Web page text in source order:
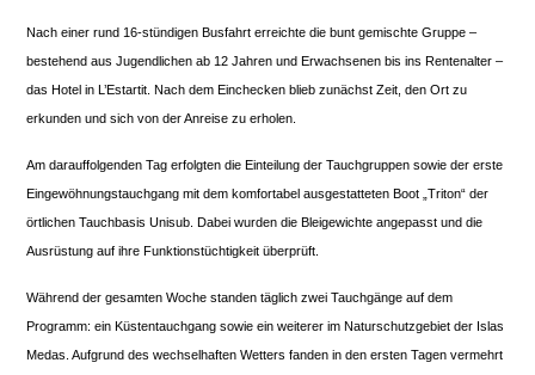
Nach einer rund 16-stündigen Busfahrt erreichte die bunt gemischte Gruppe –
bestehend aus Jugendlichen ab 12 Jahren und Erwachsenen bis ins Rentenalter –
das Hotel in L’Estartit. Nach dem Einchecken blieb zunächst Zeit, den Ort zu
erkunden und sich von der Anreise zu erholen.
Am darauffolgenden Tag erfolgten die Einteilung der Tauchgruppen sowie der erste
Eingewöhnungstauchgang mit dem komfortabel ausgestatteten Boot „Triton“ der
örtlichen Tauchbasis Unisub. Dabei wurden die Bleigewichte angepasst und die
Ausrüstung auf ihre Funktionstüchtigkeit überprüft.
Während der gesamten Woche standen täglich zwei Tauchgänge auf dem
Programm: ein Küstentauchgang sowie ein weiterer im Naturschutzgebiet der Islas
Medas. Aufgrund des wechselhaften Wetters fanden in den ersten Tagen vermehrt